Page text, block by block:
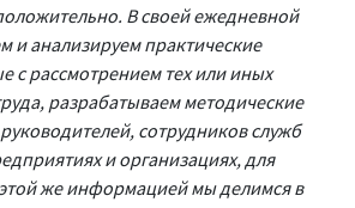
В своей ежедневной
и анализируем практические
с рассмотрением тех или иных
разрабатываем методические
сотрудников служб
и организациях, для
же информацией мы делимся в